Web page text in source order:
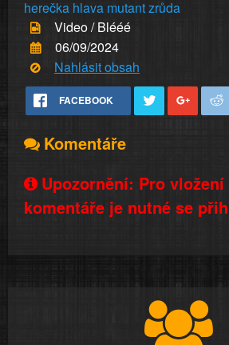
herečka hlava mutantzrůda
Video / Blééé
06/09/2024
Nahlásit obsah
FACEBOOK
Komentáře
Upozornění: Pro
komentáře je nutné se